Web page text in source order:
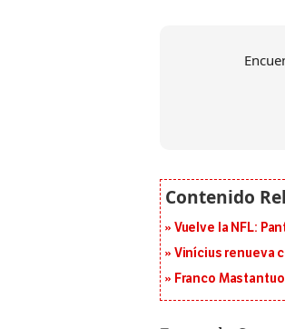
Vuelve la NFL:
Vinícius renueva
Franco